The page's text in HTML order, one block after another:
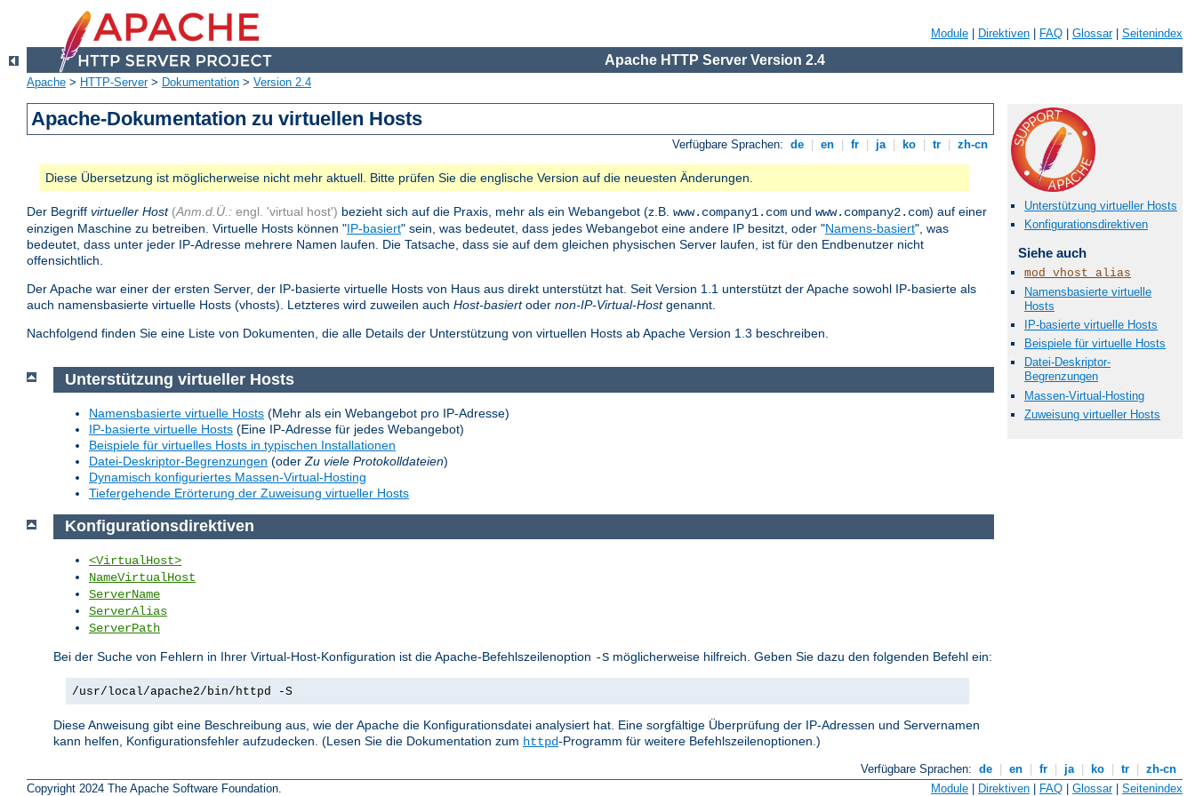
Module Direktiven FAQ Glossar| Seitenindex
Apache HTTP Server Version 2.4
Apache > HTTP-Server> Dokumentation > Version 2.4
Apache-Dokumentation zu virtuellen Hosts
Verfügbare Sprachen: de en fr ja ko tr zh-cn
Diese Übersetzung ist möglicherweise nicht mehr aktuell. Bitte prüfen Sie die englische Version auf die neuesten Änderungen.
Der Begriff virtueller Host (Anm.d.Ü.: engl. 'virtual host') bezieht sich auf die Praxis, mehr als ein Webangebot (z.B. www.company1.com und www.company2.com) auf einer
einzigen Maschine zu betreiben. Virtuelle Hosts können "IP-basiert" sein, was bedeutet, dass jedes Webangebot eine andere IP besitzt, oder "Namens-basiert", was
bedeutet, dass unter jeder IP-Adresse mehrere Namen laufen. Die Tatsache, dass sie auf dem gleichen physischen Server laufen, ist für den Endbenutzer nicht
offensichtlich.
Der Apache war einer der ersten Server, der IP-basierte virtuelle Hosts von Haus aus direkt unterstützt hat. Seit Version 1.1 unterstützt der Apache sowohl IP-basierte als
auch namensbasierte virtuelle Hosts (vhosts). Letzteres wird zuweilen auch Host-basiertoder non-IP-Virtual-Hostgenannt.
Nachfolgend finden Sie eine Liste von Dokumenten, die alle Details der Unterstützung von virtuellen Hosts ab Apache Version 1.3 beschreiben.
Unterstützung virtueller Hosts
Konfigurationsdirektiven
Siehe auch
mod_vhost_alias
Namensbasierte virtuelle
Hosts
IP-basierte virtuelle Hosts
Beispiele für virtuelle Hosts
Datei-Deskriptor-
Begrenzungen
Massen-Virtual-Hosting
Zuweisung virtueller Hosts
Unterstützung virtueller Hosts
Namensbasierte virtuelle Hosts (Mehr als ein Webangebot pro IP-Adresse)
IP-basierte virtuelle Hosts (Eine IP-Adresse für jedes Webangebot)
Beispiele für virtuelles Hosts in typischen Installationen
Datei-Deskriptor-Begrenzungen (oder Zu viele Protokolldateien)
Dynamisch konfiguriertes Massen-Virtual-Hosting
Tiefergehende Erörterung der Zuweisung virtueller Hosts
Konfigurationsdirektiven
<VirtualHost>
NameVirtualHost
ServerName
ServerAlias
ServerPath
Bei der Suche von Fehlern in Ihrer Virtual-Host-Konfiguration ist die Apache-Befehlszeilenoption -S möglicherweise hilfreich. Geben Sie dazu den folgenden Befehl ein:
/usr/local/apache2/bin/httpd -S
Diese Anweisung gibt eine Beschreibung aus, wie der Apache die Konfigurationsdatei analysiert hat. Eine sorgfältige Überprüfung der IP-Adressen und Servernamen
kann helfen, Konfigurationsfehler aufzudecken. (Lesen Sie die Dokumentation zum httpd-Programm für weitere Befehlszeilenoptionen.)
Verfügbare Sprachen: de en fr ja ko tr
zh-cn
Copyright 2024 The Apache Software Foundation.
Module Direktiven FAQ Glossar| Seitenindex